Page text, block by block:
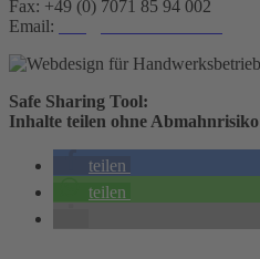
Fax: +49 (0) 7071 85 94 002
Email:
Safe Sharing Tool:
Inhalte teilen ohne Abmahnrisiko
teilen
teilen